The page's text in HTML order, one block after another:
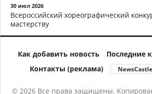
30 июл 2026
Всероссийский хореографический
мастерству
Как добавить новость
Последние
Контакты (реклама)
© 2026 Все права защищены.